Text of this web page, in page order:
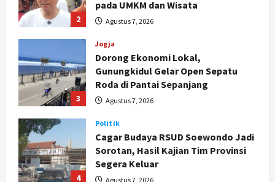
2 Agustus 7, 2026
3
Dorong Ekonomi Lokal,
Gunungkidul Gelar Open Sepatu
Roda di Pantai Sepanjang
Agustus 7, 2026
4
Cagar Budaya RSUD Soewondo Jadi
Sorotan, Hasil Kajian Tim Provinsi
Segera Keluar
Agustus 7, 2026